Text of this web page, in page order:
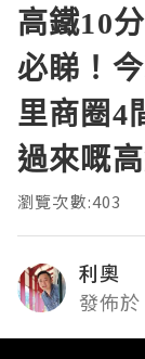
高鐵10
必睇！
里商圈4
過來嘅
瀏覽次數:403
利奧
發佈